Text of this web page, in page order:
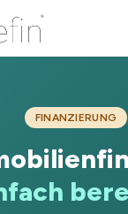
FINANZIERUNG